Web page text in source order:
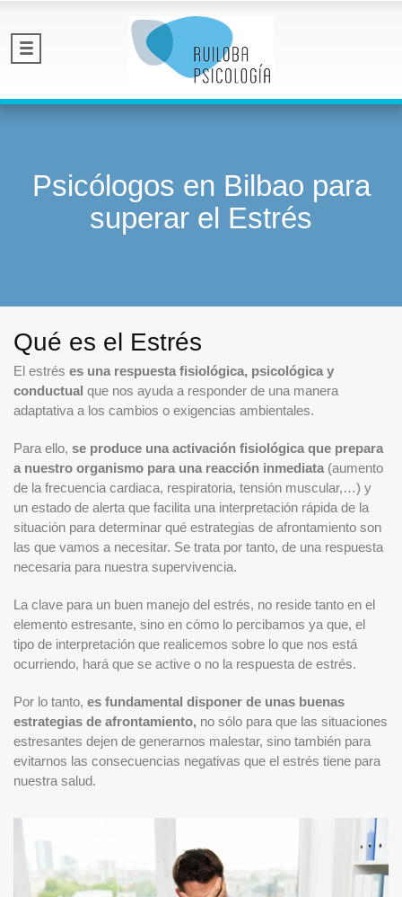
Psicólogos en Bilbao para
superar el Estrés
Qué es el Estrés
El estrés es una respuesta fisiológica, psicológica y
conductual que nos ayuda a responder de una manera
adaptativa a los cambios o exigencias ambientales.
Para ello, se produce una activación fisiológica que prepara
a nuestro organismo para una reacción inmediata (aumento
de la frecuencia cardiaca, respiratoria, tensión muscular,…) y
un estado de alerta que facilita una interpretación rápida de la
situación para determinar qué estrategias de afrontamiento son
las que vamos a necesitar. Se trata por tanto, de una respuesta
necesaria para nuestra supervivencia.
La clave para un buen manejo del estrés, no reside tanto en el
elemento estresante, sino en cómo lo percibamos ya que, el
tipo de interpretación que realicemos sobre lo que nos está
ocurriendo, hará que se active o no la respuesta de estrés.
Por lo tanto, es fundamental disponer de unas buenas
estrategias de afrontamiento, no sólo para que las situaciones
estresantes dejen de generarnos malestar, sino también para
evitarnos las consecuencias negativas que el estrés tiene para
nuestra salud.